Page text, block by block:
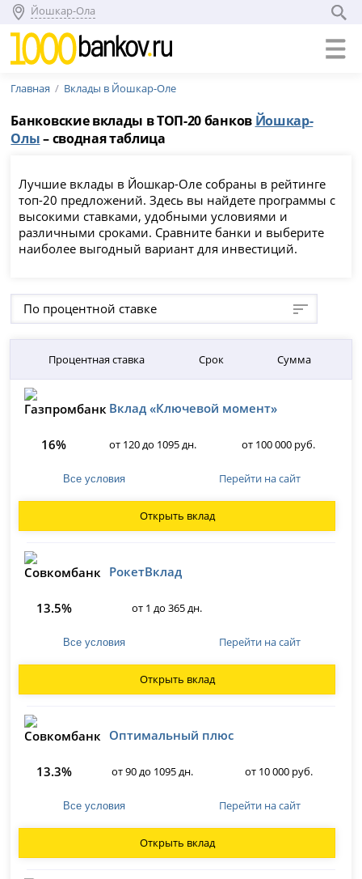
Йошкар-Ола
Главная Вклады в Йошкар-Оле
Банковские вклады в ТОП-20 банков Йошкар-
Олы– сводная таблица
Лучшие вклады в Йошкар-Оле собраны в рейтинге
топ-20 предложений. Здесь вы найдете программы с
высокими ставками, удобными условиями и
различными сроками. Сравните банки и выберите
наиболее выгодный вариант для инвестиций.
По процентной ставке
Процентная ставка Срок Сумма
Вклад «Ключевой момент»
16% от 120 до 1095 дн. от 100 000 руб.
Все условия Перейти на сайт
Открыть вклад
РокетВклад
13.5% от 1 до 365 дн.
Все условия Перейти на сайт
Открыть вклад
Оптимальный плюс
13.3% от 90 до 1095 дн. от 10 000 руб.
Все условия Перейти на сайт
Открыть вклад